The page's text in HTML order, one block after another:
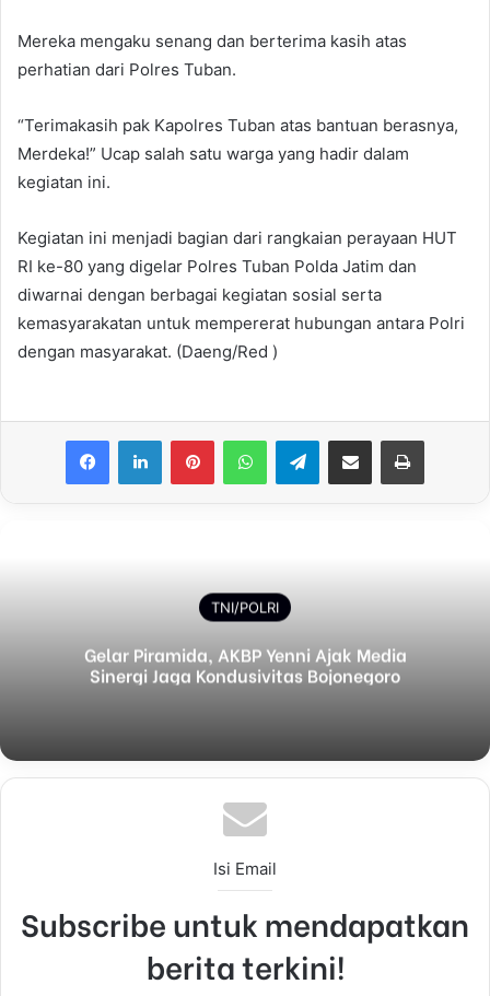
Mereka mengaku senang dan berterima kasih atas
perhatian dari Polres Tuban.
“Terimakasih pak Kapolres Tuban atas bantuan berasnya,
Merdeka!” Ucap salah satu warga yang hadir dalam
kegiatan ini.
Kegiatan ini menjadi bagian dari rangkaian perayaan HUT
RI ke-80 yang digelar Polres Tuban Polda Jatim dan
diwarnai dengan berbagai kegiatan sosial serta
kemasyarakatan untuk mempererat hubungan antara Polri
dengan masyarakat. (Daeng/Red )
Telegram
TNI/POLRI
Gelar Piramida, AKBP Yenni Ajak Media
Sinergi Jaga Kondusivitas Bojonegoro
Isi Email
Subscribe untuk mendapatkan
berita terkini!